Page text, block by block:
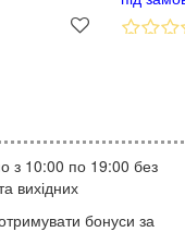
з 10:00 по 19:00 без
вихідних
бонуси за